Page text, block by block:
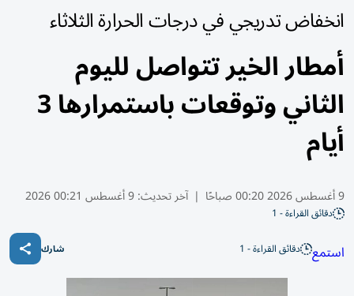
انخفاض تدريجي في درجات الحرارة الثلاثاء
أمطار الخير تتواصل لليوم
الثاني وتوقعات باستمرارها 3
أيام
9 أغسطس 2026 00:20 صباحًا | آخر تحديث:9 أغسطس 00:21 2026
دقائق القراءة - 1
استمع دقائق القراءة - 1 شارك